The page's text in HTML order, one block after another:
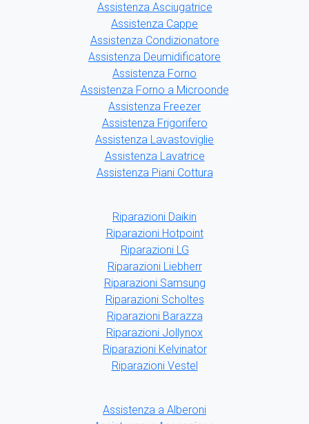
Assistenza Asciugatrice
Assistenza Cappe
Assistenza Condizionatore
Assistenza Deumidificatore
Assistenza Forno
Assistenza Forno a Microonde
Assistenza Freezer
Assistenza Frigorifero
Assistenza Lavastoviglie
Assistenza Lavatrice
Assistenza Piani Cottura
Riparazioni Daikin
Riparazioni Hotpoint
Riparazioni LG
Riparazioni Liebherr
Riparazioni Samsung
Riparazioni Scholtes
Riparazioni Barazza
Riparazioni Jollynox
Riparazioni Kelvinator
Riparazioni Vestel
Assistenza a Alberoni